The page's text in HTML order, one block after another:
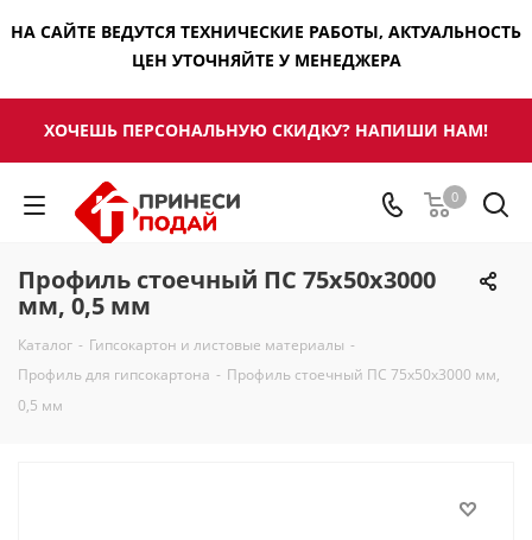
НА САЙТЕ ВЕДУТСЯ ТЕХНИЧЕСКИЕ РАБОТЫ, АКТУАЛЬНОСТЬ
ЦЕН УТОЧНЯЙТЕ У МЕНЕДЖЕРА
ХОЧЕШЬ ПЕРСОНАЛЬНУЮ СКИДКУ? НАПИШИ НАМ!
0
Профиль стоечный ПС 75х50х3000
мм, 0,5 мм
Каталог - Гипсокартон и листовые материалы -
Профиль для гипсокартона - Профиль стоечный ПС 75х50х3000 мм,
0,5 мм